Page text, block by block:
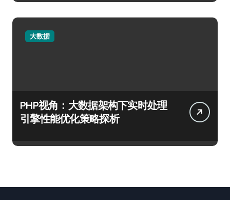
大数据
PHP视角：大数据架构下实时处理
引擎性能优化策略探析